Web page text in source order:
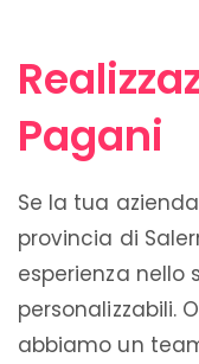
Pagani
Se la tua
provincia di
esperienza nello
personalizzabili.
abbiamo un